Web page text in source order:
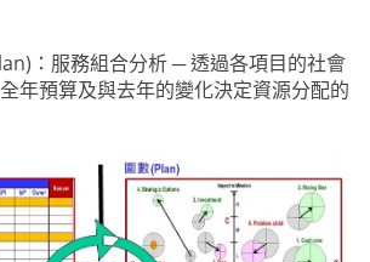
：服務組合分析 ─ 透過各項目的社會
年預算及與去年的變化決定資源分配的